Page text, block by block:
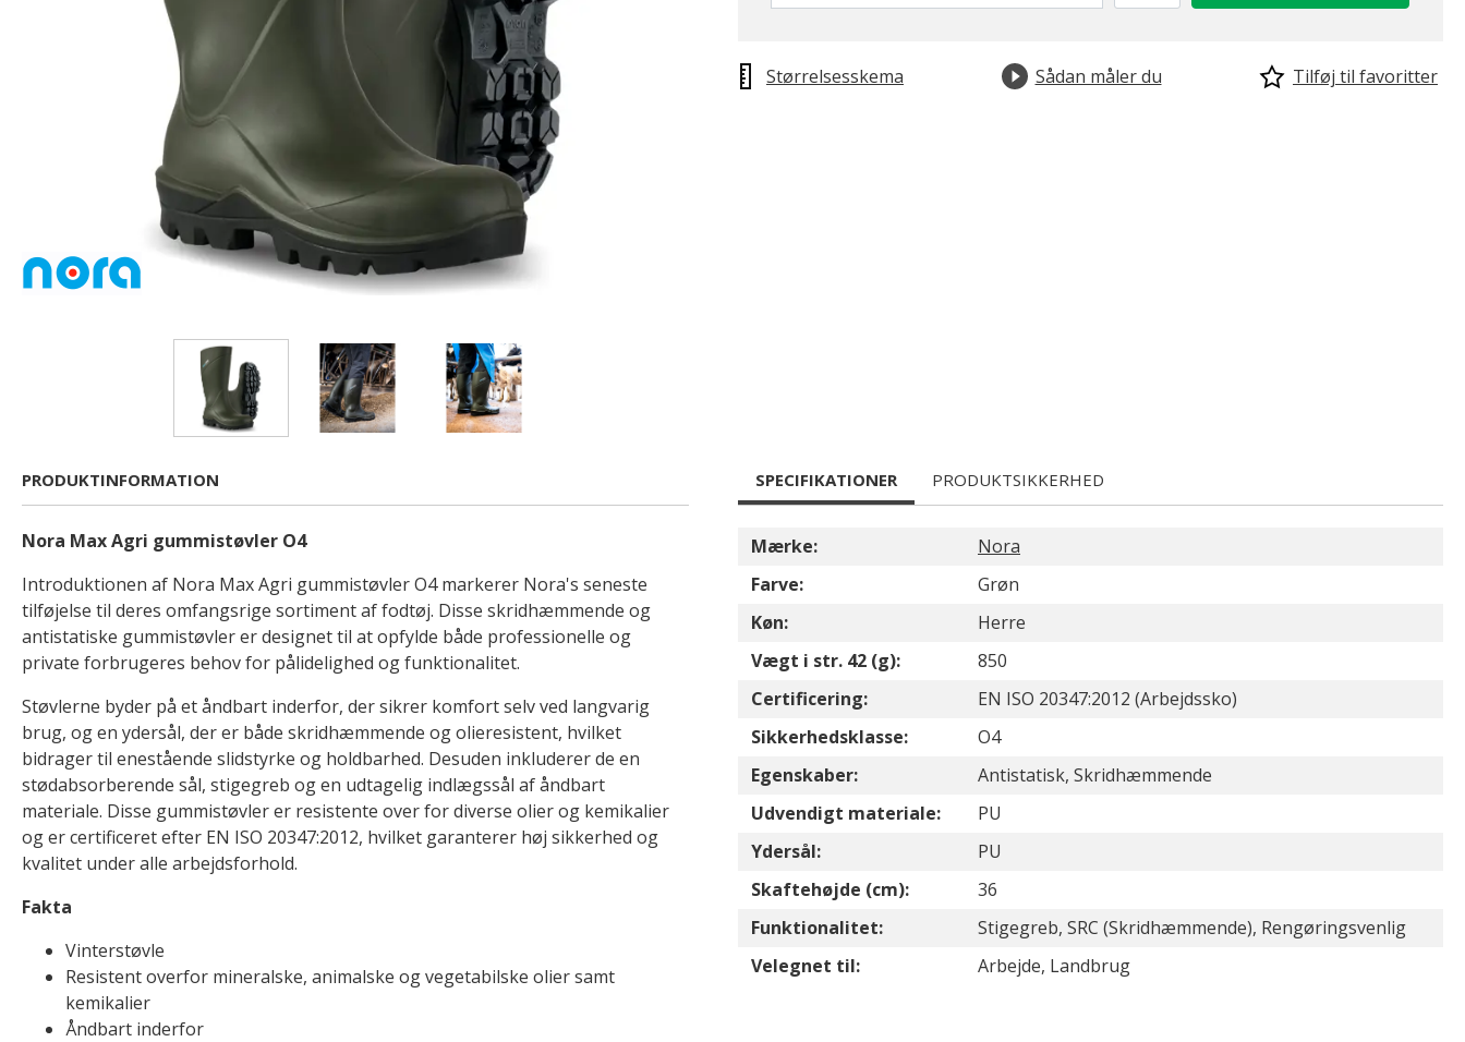
Størrelsesskema Sådan måler du Tilføj til favoritter
PRODUKTINFORMATION
Nora Max Agri gummistøvler O4
Introduktionen af Nora Max Agri gummistøvler O4 markerer Nora's seneste
tilføjelse til deres omfangsrige sortiment af fodtøj. Disse skridhæmmende og
antistatiske gummistøvler er designet til at opfylde både professionelle og
private forbrugeres behov for pålidelighed og funktionalitet.
Støvlerne byder på et åndbart inderfor, der sikrer komfort selv ved langvarig
brug, og en ydersål, der er både skridhæmmende og olieresistent, hvilket
bidrager til enestående slidstyrke og holdbarhed. Desuden inkluderer de en
stødabsorberende sål, stigegreb og en udtagelig indlægssål af åndbart
materiale. Disse gummistøvler er resistente over for diverse olier og kemikalier
og er certificeret efter EN ISO 20347:2012, hvilket garanterer høj sikkerhed og
kvalitet under alle arbejdsforhold.
Fakta
Vinterstøvle
Resistent overfor mineralske, animalske og vegetabilske olier samt
kemikalier
Åndbart inderfor
SPECIFIKATIONER PRODUKTSIKKERHED
Mærke:
Nora
Farve:
Grøn
Køn:
Herre
Vægt i str. 42 (g):
850
Certificering:
EN ISO 20347:2012 (Arbejdssko)
Sikkerhedsklasse:
O4
Egenskaber:
Antistatisk, Skridhæmmende
Udvendigt materiale:
PU
Ydersål:
PU
Skaftehøjde (cm):
36
Funktionalitet:
Stigegreb, SRC (Skridhæmmende), Rengøringsvenlig
Velegnet til:
Arbejde, Landbrug